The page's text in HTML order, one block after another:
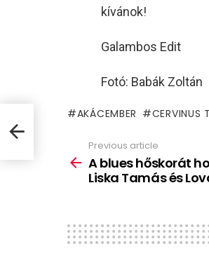
kívánok!
Galambos Edit
Fotó: Babák Zoltán
AKÁCEMBER CERVINUS
more
Previous article
A blues hőskorát
Liska Tamás és